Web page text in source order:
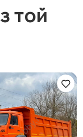
той